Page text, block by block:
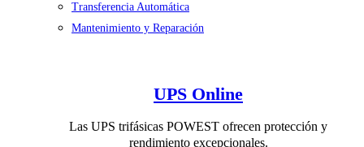
Transferencia Automática
Mantenimiento y Reparación
UPS Online
Las UPS trifásicas POWEST ofrecen protección y
rendimiento excepcionales.